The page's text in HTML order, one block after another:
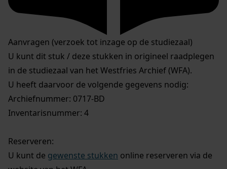
Aanvragen (verzoek tot inzage op de studiezaal)
U kunt dit stuk / deze stukken in origineel raadplegen
in de studiezaal van het Westfries Archief (WFA).
U heeft daarvoor de volgende gegevens nodig:
Archiefnummer: 0717-BD
Inventarisnummer: 4
Reserveren:
U kunt de gewenste stukken online reserveren via de